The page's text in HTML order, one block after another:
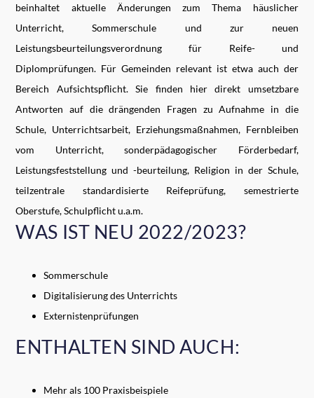
beinhaltet aktuelle Änderungen zum Thema häuslicher
Unterricht, Sommerschule und zur neuen
Leistungsbeurteilungsverordnung für Reife- und
Diplomprüfungen. Für Gemeinden relevant ist etwa auch der
Bereich Aufsichtspflicht. Sie finden hier direkt umsetzbare
Antworten auf die drängenden Fragen zu Aufnahme in die
Schule, Unterrichtsarbeit, Erziehungsmaßnahmen, Fernbleiben
vom Unterricht, sonderpädagogischer Förderbedarf,
Leistungsfeststellung und -beurteilung, Religion in der Schule,
teilzentrale standardisierte Reifeprüfung, semestrierte
Oberstufe, Schulpflicht u.a.m.
WAS IST NEU 2022/2023?
Sommerschule
Digitalisierung des Unterrichts
Externistenprüfungen
ENTHALTEN SIND AUCH:
Mehr als 100 Praxisbeispiele